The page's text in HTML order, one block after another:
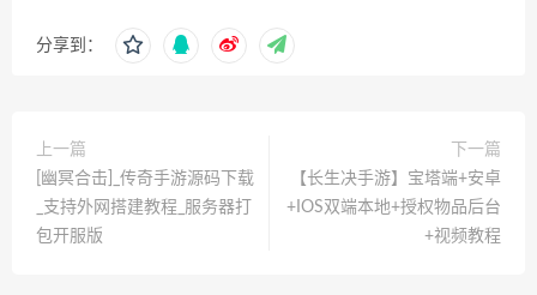
分享到：
上一篇
[幽冥合击]_传奇手游源码下载
_支持外网搭建教程_服务器打
包开服版
下一篇
【长生决手游】宝塔端+安卓
+IOS双端本地+授权物品后台
+视频教程